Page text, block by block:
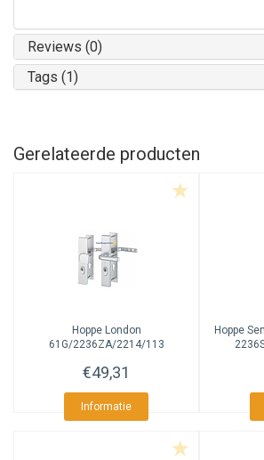
Reviews (0)
Tags (1)
Gerelateerde producten
HoppeLondon
61G/2236ZA/2214/113
€49,31
Informatie
Hoppe